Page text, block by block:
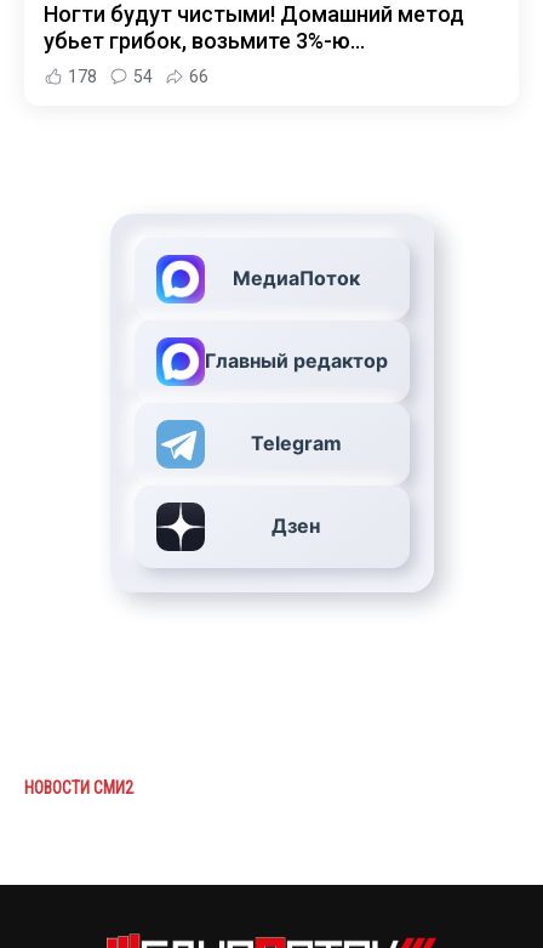
Ногти будут чистыми! Домашний метод
убьет грибок, возьмите 3%-ю…
178 54 66
МедиаПоток
Главный редактор
Telegram
Дзен
НОВОСТИ СМИ2